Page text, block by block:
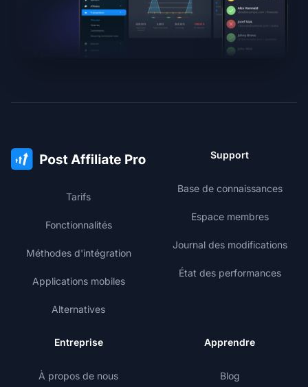
Tarifs
Fonctionnalités
Méthodes d'intégration
Applications mobiles
Alternatives
Support
Base de connaissances
Espace membres
Journal des modifications
État des performances
Entreprise
À propos de nous
Apprendre
Blog